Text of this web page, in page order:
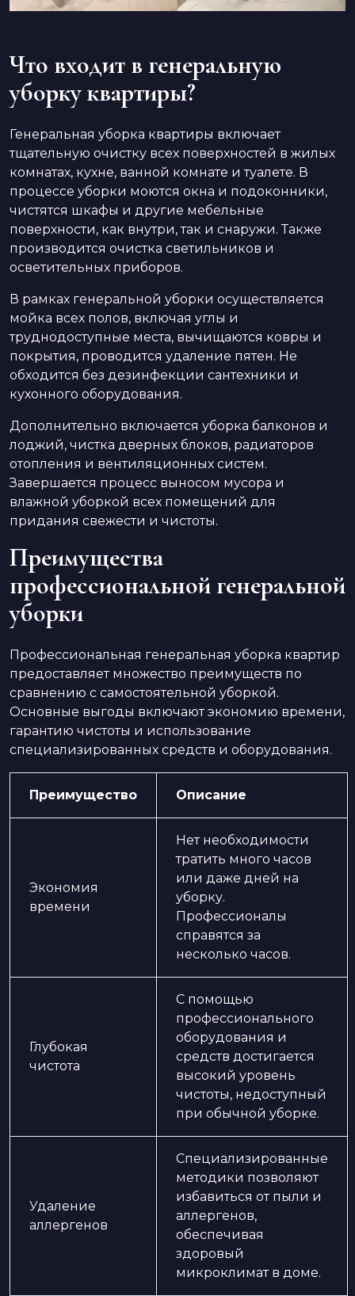
Что входит в генеральную
уборку квартиры?
Генеральная уборка квартиры включает
тщательную очистку всех поверхностей в жилых
комнатах, кухне, ванной комнате и туалете. В
процессе уборки моются окна и подоконники,
чистятся шкафы и другие мебельные
поверхности, как внутри, так и снаружи. Также
производится очистка светильников и
осветительных приборов.
В рамках генеральной уборки осуществляется
мойка всех полов, включая углы и
труднодоступные места, вычищаются ковры и
покрытия, проводится удаление пятен. Не
обходится без дезинфекции сантехники и
кухонного оборудования.
Дополнительно включается уборка балконов и
лоджий, чистка дверных блоков, радиаторов
отопления и вентиляционных систем.
Завершается процесс выносом мусора и
влажной уборкой всех помещений для
придания свежести и чистоты.
Преимущества
профессиональной генеральной
уборки
Профессиональная генеральная уборка квартир
предоставляет множество преимуществ по
сравнению с самостоятельной уборкой.
Основные выгоды включают экономию времени,
гарантию чистоты и использование
специализированных средств и оборудования.
Преимущество Описание
Экономия
времени
Нет необходимости
тратить много часов
или даже дней на
уборку.
Профессионалы
справятся за
несколько часов.
Глубокая
чистота
С помощью
профессионального
оборудования и
средств достигается
высокий уровень
чистоты, недоступный
при обычной уборке.
Удаление
аллергенов
Специализированные
методики позволяют
избавиться от пыли и
аллергенов,
обеспечивая
здоровый
микроклимат в доме.